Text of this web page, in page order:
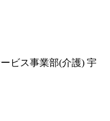
ビス事業部(介護) 宇